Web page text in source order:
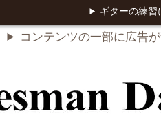
ギターの練習
コンテンツの一部に広告